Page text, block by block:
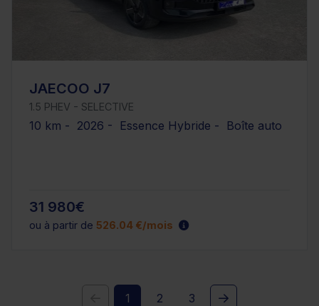
JAECOO J7
1.5 PHEV - SELECTIVE
10 km - 2026 - Essence Hybride - Boîte auto
31 980€
ou à partir de 526.04 €/mois
1 2 3